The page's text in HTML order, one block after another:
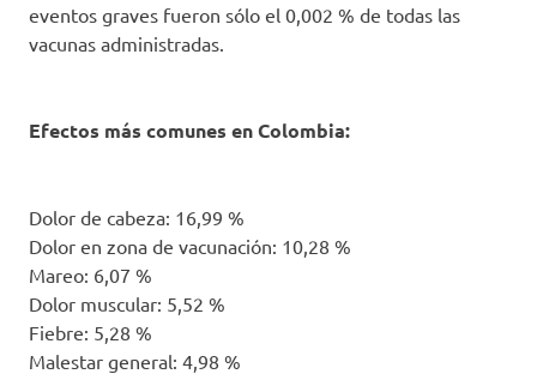
eventos graves fueron sólo el 0,002 % de todas las
vacunas administradas.
Efectos más comunes en Colombia:
Dolor de cabeza: 16,99 %
Dolor en zona de vacunación: 10,28 %
Mareo: 6,07 %
Dolor muscular: 5,52 %
Fiebre: 5,28 %
Malestar general: 4,98 %